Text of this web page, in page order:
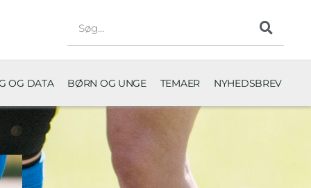
OG DATA BØRN OG UNGE TEMAER NYHEDSBREV